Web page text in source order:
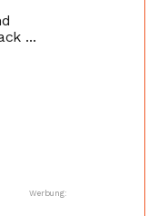
...
Werbung: